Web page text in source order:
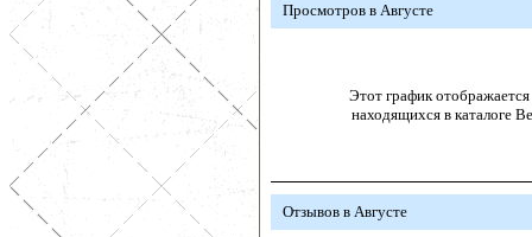
Просмотров в Августе
Этот график отображается
находящихся в каталоге
Отзывов в Августе